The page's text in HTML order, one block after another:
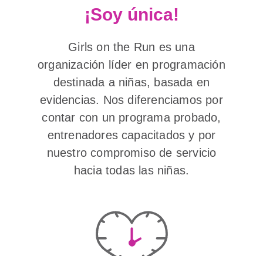
¡Soy única!
Girls on the Run es una
organización líder en programación
destinada a niñas, basada en
evidencias. Nos diferenciamos por
contar con un programa probado,
entrenadores capacitados y por
nuestro compromiso de servicio
hacia todas las niñas.